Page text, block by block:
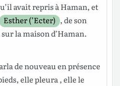
avaitreprisàHaman, et
Esther (’Ecter) , de son
sur lamaisond’Haman.
denouveauenprésence
, ellepleura, elle le